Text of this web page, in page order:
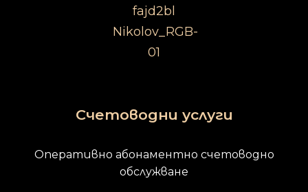
Счетоводни услуги
Оперативно абонаментно счетоводно
обслужване